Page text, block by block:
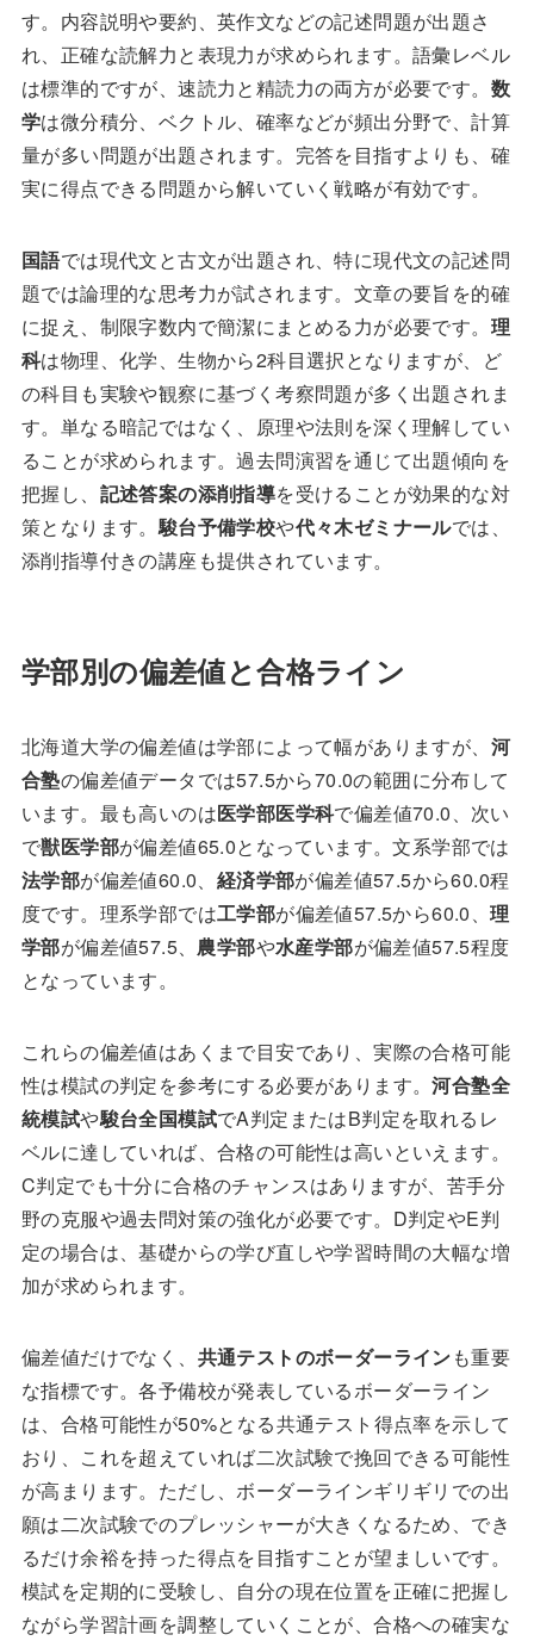
す。内容説明や要約、英作文などの記述問題が出題さ
れ、正確な読解力と表現力が求められます。語彙レベル
は標準的ですが、速読力と精読力の両方が必要です。 数
学は微分積分、ベクトル、確率などが頻出分野で、計算
量が多い問題が出題されます。完答を目指すよりも、確
実に得点できる問題から解いていく戦略が有効です。
国語では現代文と古文が出題され、特に現代文の記述問
題では論理的な思考力が試されます。文章の要旨を的確
に捉え、制限字数内で簡潔にまとめる力が必要です。 理
科は物理、化学、生物から2科目選択となりますが、ど
の科目も実験や観察に基づく考察問題が多く出題されま
す。単なる暗記ではなく、原理や法則を深く理解してい
ることが求められます。過去問演習を通じて出題傾向を
把握し、 記述答案の添削指導を受けることが効果的な対
策となります。駿台予備学校や代々木ゼミナールでは、
添削指導付きの講座も提供されています。
学部別の偏差値と合格ライン
北海道大学の偏差値は学部によって幅がありますが、 河
合塾の偏差値データでは57.5から70.0の範囲に分布して
います。最も高いのは医学部医学科で偏差値70.0、次い
で獣医学部が偏差値65.0となっています。文系学部では
法学部が偏差値60.0、 経済学部が偏差値57.5から60.0程
度です。理系学部では工学部が偏差値57.5から60.0、理
学部が偏差値57.5、 農学部や水産学部が偏差値57.5程度
となっています。
これらの偏差値はあくまで目安であり、実際の合格可能
性は模試の判定を参考にする必要があります。河合塾全
統模試や駿台全国模試でA判定またはB判定を取れるレ
ベルに達していれば、合格の可能性は高いといえます。
C判定でも十分に合格のチャンスはありますが、苦手分
野の克服や過去問対策の強化が必要です。D判定やE判
定の場合は、基礎からの学び直しや学習時間の大幅な増
加が求められます。
偏差値だけでなく、 共通テストのボーダーラインも重要
な指標です。各予備校が発表しているボーダーライン
は、合格可能性が50%となる共通テスト得点率を示して
おり、これを超えていれば二次試験で挽回できる可能性
が高まります。ただし、ボーダーラインギリギリでの出
願は二次試験でのプレッシャーが大きくなるため、でき
るだけ余裕を持った得点を目指すことが望ましいです。
模試を定期的に受験し、自分の現在位置を正確に把握し
ながら学習計画を調整していくことが、合格への確実な